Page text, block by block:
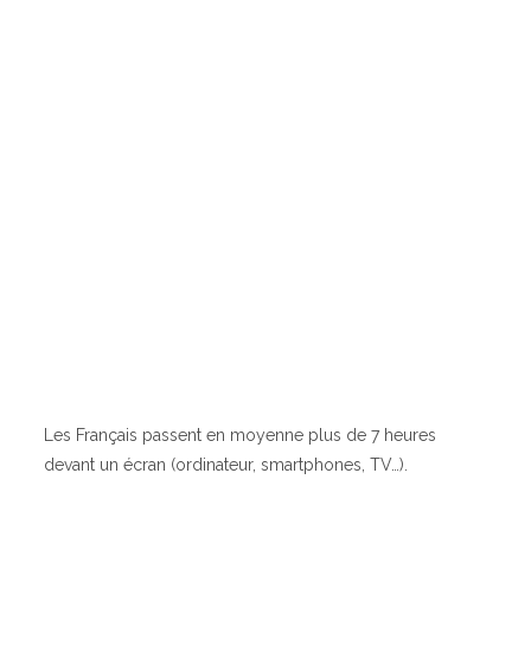
Les Français passent en moyenne plus de 7 heures
devant un écran (ordinateur, smartphones, TV…).